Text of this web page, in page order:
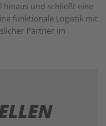
und schließt eine
funktionale Logistik mit
Partner im